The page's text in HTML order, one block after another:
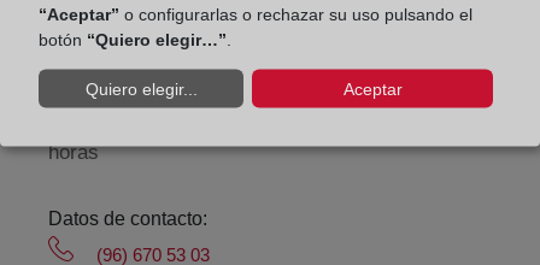
Horario:
Agosto: De lunes a viernes de 09:00 a 14:00 horas
horas
Datos de contacto:
(96) 670 53 03
“Aceptar” o configurarlas o rechazar su uso pulsando el
botón “Quiero elegir…”
Quiero elegir... Aceptar